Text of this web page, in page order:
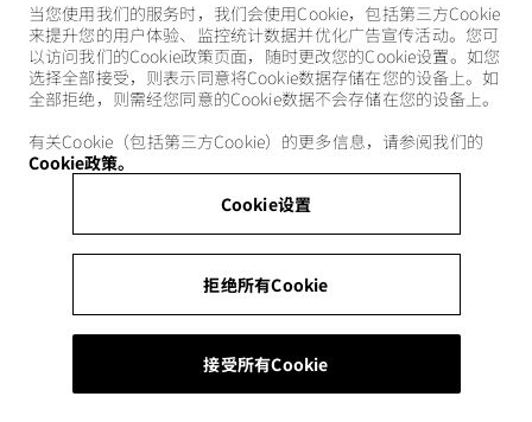
当您使用我们的服务时，我们会使用Cookie，包括第三方Cookie
来提升您的用户体验、监控统计数据并优化广告宣传活动。您可
以访问我们的Cookie政策页面，随时更改您的Cookie设置。如您
选择全部接受，则表示同意将Cookie数据存储在您的设备上。如
全部拒绝，则需经您同意的Cookie数据不会存储在您的设备上。
有关Cookie（包括第三方Cookie）的更多信息，请参阅我们的
Cookie政策。
Cookie设置
拒绝所有Cookie
接受所有Cookie